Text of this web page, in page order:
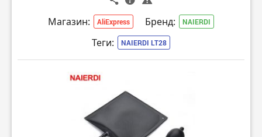
Магазин: AliExpress Бренд: NAIERDI
Теги: NAIERDI LT28